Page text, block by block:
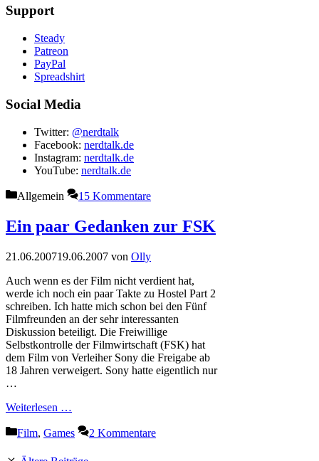
Support
Steady
Patreon
PayPal
Spreadshirt
Social Media
Twitter: @nerdtalk
Facebook: nerdtalk.de
Instagram: nerdtalk.de
YouTube: nerdtalk.de
Kategorien
Allgemein 15 Kommentare
Ein paar Gedanken zur FSK
21.06.200719.06.2007 von Olly
Auch wenn es der Film nicht verdient hat,
werde ich noch ein paar Takte zu Hostel Part 2
schreiben. Ich hatte mich schon bei den Fünf
Filmfreunden an der sehr interessanten
Diskussion beteiligt. Die Freiwillige
Selbstkontrolle der Filmwirtschaft (FSK) hat
dem Film von Verleiher Sony die Freigabe ab
18 Jahren verweigert. Sony hatte eigentlich nur
…
Weiterlesen …
Kategorien
Film, Games 2 Kommentare